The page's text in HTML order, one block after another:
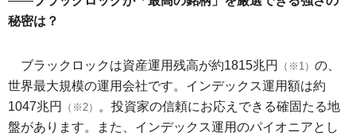
秘密は？
ブラックロックは資産運用残高が約1815兆円 （※1） の、
世界最大規模の運用会社です。インデックス運用額は約
1047兆円
（※2）
。投資家の信頼にお応えできる確固たる地
盤があります。また、インデックス運用のパイオニアとし